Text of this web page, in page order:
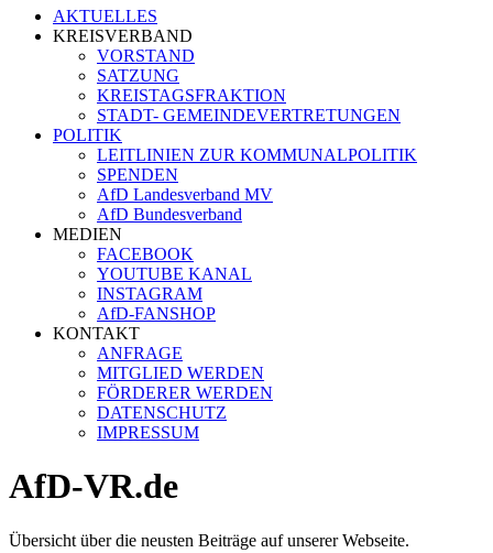
AKTUELLES
KREISVERBAND
VORSTAND
SATZUNG
KREISTAGSFRAKTION
STADT- GEMEINDEVERTRETUNGEN
POLITIK
LEITLINIEN ZUR KOMMUNALPOLITIK
SPENDEN
AfD Landesverband MV
AfD Bundesverband
MEDIEN
FACEBOOK
YOUTUBE KANAL
INSTAGRAM
AfD-FANSHOP
KONTAKT
ANFRAGE
MITGLIED WERDEN
FÖRDERER WERDEN
DATENSCHUTZ
IMPRESSUM
AfD-VR.de
Übersicht über die neusten Beiträge auf unserer Webseite.